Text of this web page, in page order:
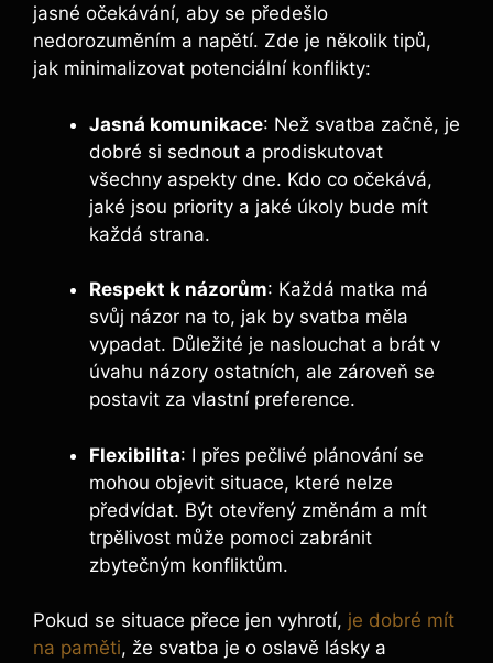
jasné očekávání, aby se předešlo
nedorozuměním a napětí. Zde je několik tipů,
jak minimalizovat potenciální konflikty:
Jasná komunikace: Než svatba začně, je
dobré si sednout a prodiskutovat
všechny aspekty dne. Kdo co očekává,
jaké jsou priority a jaké úkoly bude mít
každá strana.
Respekt k názorům: Každá matka má
svůj názor na to, jak by svatba měla
vypadat. Důležité je naslouchat a brát v
úvahu názory ostatních, ale zároveň se
postavit za vlastní preference.
Flexibilita: I přes pečlivé plánování se
mohou objevit situace, které nelze
předvídat. Být otevřený změnám a mít
trpělivost může pomoci zabránit
zbytečným konfliktům.
Pokud se situace přece jen vyhrotí, je dobré mít
na paměti, že svatba je o oslavě lásky a